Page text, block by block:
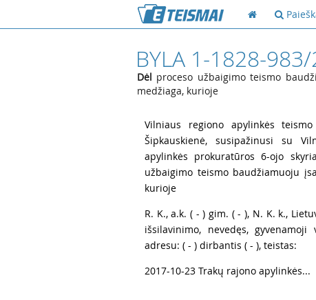
BYLA 1-1828-
Dėl proceso užbaigimo teismo
medžiaga, kurioje
Vilniaus regiono apylinkės
Šipkauskienė, susipažinusi su
apylinkės prokuratūros 6-ojo
užbaigimo teismo baudžiamuoju
kurioje
R. K., a.k. ( - ) gim. ( - ), N. K. k.,
išsilavinimo, nevedęs,
adresu: ( - ) dirbantis ( - ), teistas:
2017-10-23 Trakų rajono apylinkės...